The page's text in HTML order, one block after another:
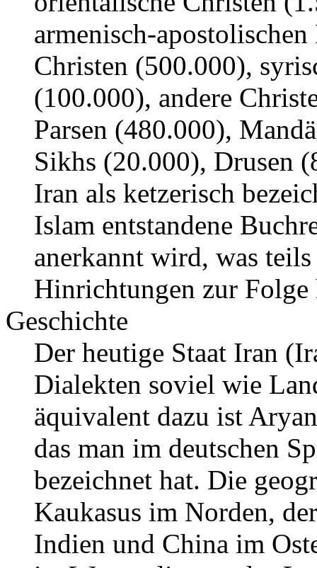
armenisch-
Christen (500.000),
(100.000), andere
Parsen (480.000),
Sikhs (20.000), Drusen
Iran als ketzerisch
Islam entstandene
anerkannt wird, was
Hinrichtungen zur
Geschichte
Der heutige Staat Iran
Dialekten soviel wie
äquivalent dazu ist
das man im deutschen
bezeichnet hat. Die
Kaukasus im Norden,
Indien und China im